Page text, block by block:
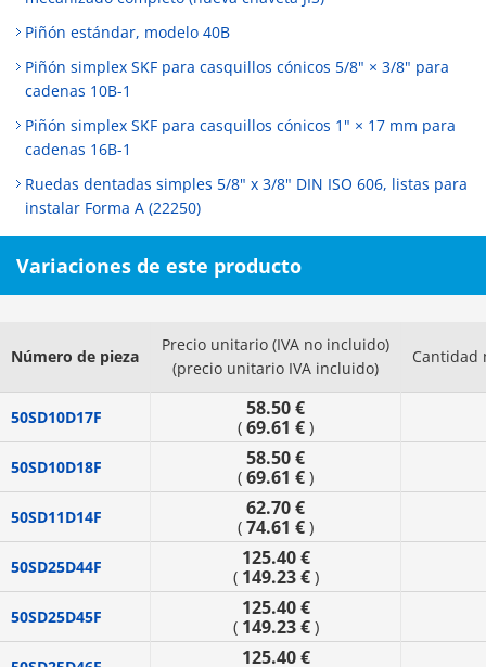
Piñón estándar, modelo 40B
Piñón simplex SKF para casquillos cónicos 5/8" × 3/8" para
cadenas 10B-1
Piñón simplex SKF para casquillos cónicos 1" × 17 mm para
cadenas 16B-1
Ruedas dentadas simples 5/8" x 3/8" DIN ISO 606, listas para
instalar Forma A (22250)
Variaciones de este producto
Número de pieza
Precio unitario (IVA no incluido)
(precio unitario IVA incluido)
Cantidad
50SD10D17F 58.50 €
( 69.61 € )
50SD10D18F 58.50 €
( 69.61 € )
50SD11D14F 62.70 €
( 74.61 € )
50SD25D44F 125.40 €
( 149.23 €)
50SD25D45F 125.40 €
( 149.23 €)
125.40 €